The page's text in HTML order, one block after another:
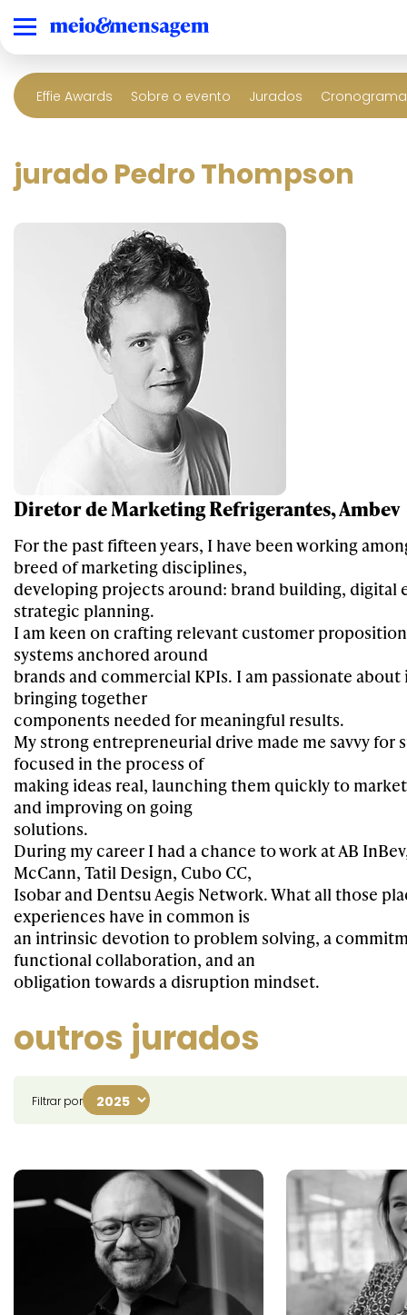
Effie Awards Sobre o evento Jurados
jurado Pedro Thompson
Diretor de Marketing Refrigerantes, Ambev
For the past fifteen years, I have been working
breed of marketing disciplines,
developing projects around: brand building, digital
strategic planning.
I am keen on crafting relevant customer
systems anchored around
brands and commercial KPIs. I am passionate
bringing together
components needed for meaningful results.
My strong entrepreneurial drive made me savvy for
focused in the process of
making ideas real, launching them quickly to
and improving on going
solutions.
During my career I had a chance to work at AB
McCann, Tatil Design, Cubo CC,
Isobar and Dentsu Aegis Network. What all those
experiences have in common is
an intrinsic devotion to problem solving, a
functional collaboration, and an
obligation towards a disruption mindset.
outros jurados
Filtrar por